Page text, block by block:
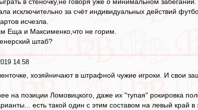
в стеночку,не говоря уже о минимальном забегании.
исключительно за счёт индивидуальных действий
исчезла.
Еща и Максименко,что не горим.
штаб?
14:58
хозяйничают в штрафной чужие игроки. И свои
на позиции Ломовицкого, даже их "тупая" рокировка
есть такой один с этим составом на левый край